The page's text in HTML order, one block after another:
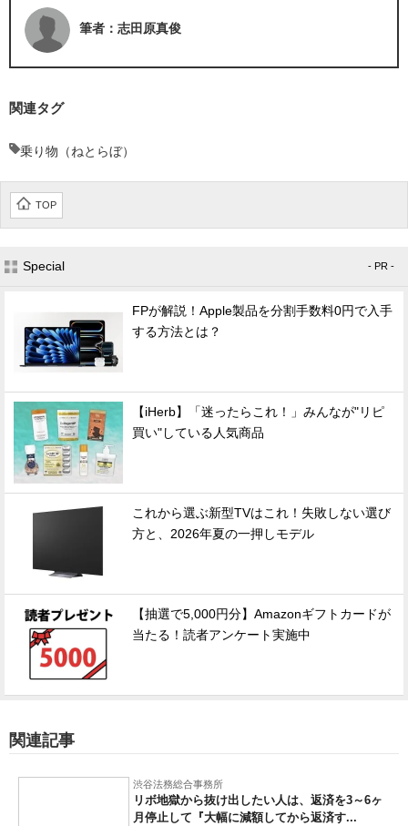
筆者：志田原真俊
関連タグ
乗り物（ねとらぼ）
TOP
Special - PR -
FPが解説！Apple製品を分割手数料0円で入手
する方法とは？
【iHerb】「迷ったらこれ！」みんなが"リピ
買い"している人気商品
これから選ぶ新型TVはこれ！失敗しない選び
方と、2026年夏の一押しモデル
【抽選で5,000円分】Amazonギフトカードが
当たる！読者アンケート実施中
関連記事
渋谷法務総合事務所
リボ地獄から抜け出したい人は、返済を3～6ヶ
月停止して『大幅に減額してから返済す...